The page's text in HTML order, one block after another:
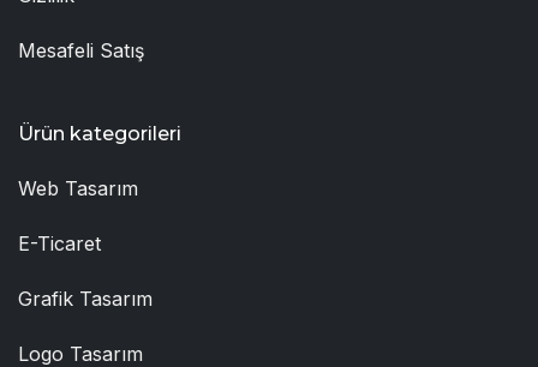
Mesafeli Satış
Ürün kategorileri
Web Tasarım
E-Ticaret
Grafik Tasarım
Logo Tasarım